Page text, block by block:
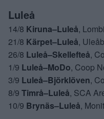
Luleå
14/8 Kiruna–Luleå,
21/8 Kärpet–Luleå,
26/8 Luleå–Skellefteå,
1/9 Luleå–MoDo, Coop
3/9 Luleå–Björklöven,
8/9 Timrå–Luleå, SCA
10/9 Brynäs–Luleå,